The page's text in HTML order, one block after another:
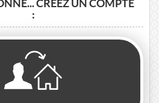
CRÉEZ UN COMPTE
: